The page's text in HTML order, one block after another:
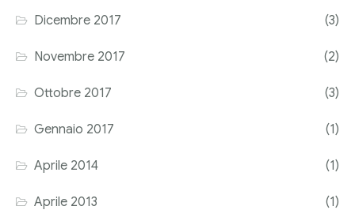
Dicembre 2017 (3)
Novembre 2017 (2)
Ottobre 2017 (3)
Gennaio 2017 (1)
Aprile 2014 (1)
Aprile 2013 (1)